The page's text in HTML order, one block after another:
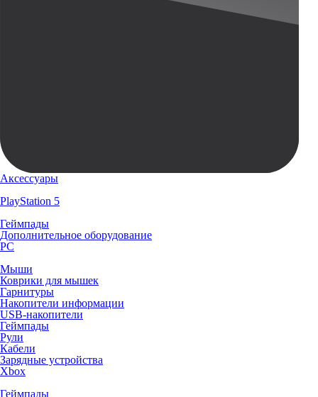
Аксессуары
PlayStation 5
Геймпады
Дополнительное оборудование
PC
Мыши
Коврики для мышек
Гарнитуры
Накопители информации
USB-накопители
Геймпады
Рули
Кабели
Зарядные устройства
Xbox
Геймпады